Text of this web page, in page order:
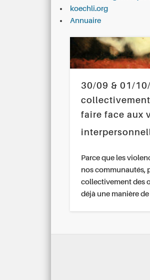
koechli.org
Annuaire
30/09 & 01/
faire face aux
Parce que les
nos communautés,
collectivement des
déjà une manière